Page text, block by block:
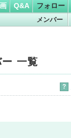
Q&A フォロー
メンバー
一覧
?